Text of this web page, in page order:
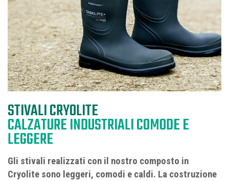
STIVALI CRYOLITE
CALZATURE INDUSTRIALI COMODE E
LEGGERE
Gli stivali realizzati con il nostro composto in
Cryolite sono leggeri, comodi e caldi. La costruzione